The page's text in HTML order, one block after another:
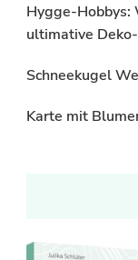
Hygge-Hobbys:
ultimative
Schneekugel
Karte mit